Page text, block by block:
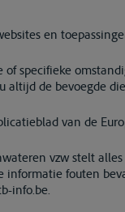
en
specifieke
altijd de bevoegde
van de
vzw stelt
fouten
info.be.